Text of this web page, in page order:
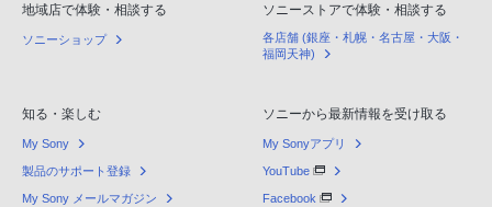
地域店で体験・相談する
ソニーショップ
ソニーストアで体験・相談する
各店舗 (銀座・札幌・名古屋・大阪・
福岡天神)
知る・楽しむ
My Sony
製品のサポート登録
My Sony メールマガジン
ソニーから最新情報を受け取る
My Sonyアプリ
YouTube
Facebook